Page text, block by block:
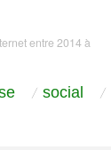
entre 2014 à
social